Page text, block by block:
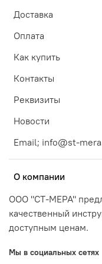
Доставка
Оплата
Как купить
Контакты
Реквизиты
Новости
Email; info@st-
О компании
ООО "СТ-МЕРА"
качественный
доступным ценам.
Мы в социальных сетях